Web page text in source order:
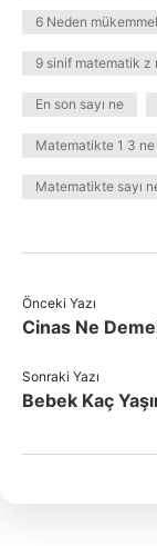
6 Neden
9 sinif matematik z
En son sayı ne
Matematikte 1 3
Matematikte sayı
Önceki Yazı
Cinas Ne
Sonraki Yazı
Bebek Kaç